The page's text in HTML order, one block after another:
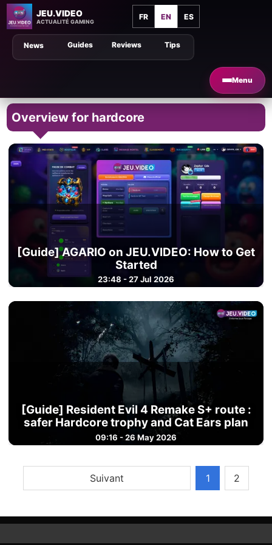
JEU.VIDEO
ACTUALITÉ GAMING
FR EN ES
Menu
Tips
Guides Reviews
News
Overview for hardcore
[Guide] AGARIO on JEU.VIDEO: How to Get
Started
23:48 - 27 Jul 2026
[Guide] Resident Evil 4 Remake S+ route :
safer Hardcore trophy and Cat Ears plan
09:16 - 26 May 2026
Suivant 1 2